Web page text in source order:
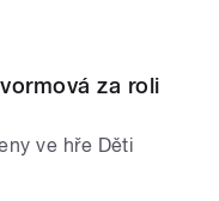
za roli
ve hře Děti